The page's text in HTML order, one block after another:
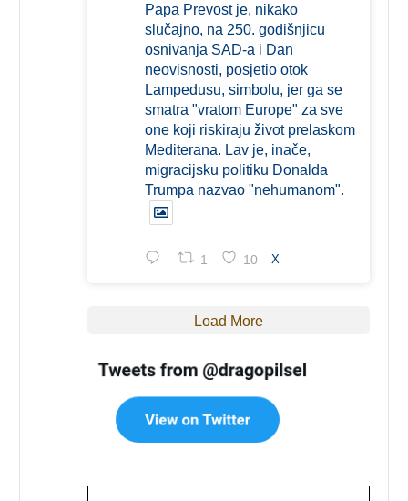
Papa Prevost je, nikako
slučajno, na 250. godišnjicu
osnivanja SAD-a i Dan
neovisnosti, posjetio otok
Lampedusu, simbolu, jer ga se
smatra "vratom Europe" za sve
one koji riskiraju život prelaskom
Mediterana. Lav je, inače,
migracijsku politiku Donalda
Trumpa nazvao "nehumanom".
1 10 X
Load More